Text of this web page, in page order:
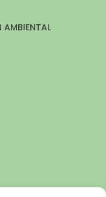
AMBIENTAL